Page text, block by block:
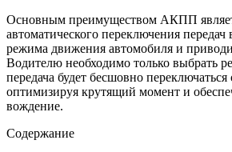
Основным преимуществом АКПП
автоматического переключения передач
режима движения автомобиля и
Водителю необходимо только выбрать
передача будет бесшовно переключаться
оптимизируя крутящий момент и
вождение.
Содержание